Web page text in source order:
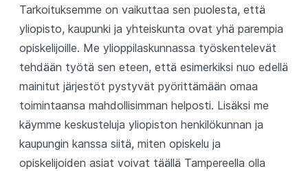
Tarkoituksemme on vaikuttaa sen puolesta, että
yliopisto, kaupunki ja yhteiskunta ovat yhä parempia
opiskelijoille. Me ylioppilaskunnassa työskentelevät
tehdään työtä sen eteen, että esimerkiksi nuo edellä
mainitut järjestöt pystyvät pyörittämään omaa
toimintaansa mahdollisimman helposti. Lisäksi me
käymme keskusteluja yliopiston henkilökunnan ja
kaupungin kanssa siitä, miten opiskelu ja
opiskelijoiden asiat voivat täällä Tampereella olla